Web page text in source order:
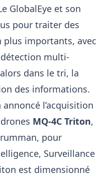
GlobalEye et son
pour traiter des
plus importants, avec
détection multi-
dans le tri, la
des informations.
l’acquisition
MQ‑4C Triton,
pour
Surveillance
est dimensionné